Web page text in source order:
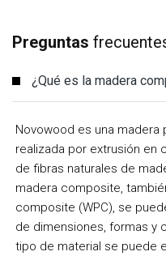
Preguntas
¿Qué es la madera
Novowood es una
realizada por extrusión en
de fibras naturales de
madera composite,
composite (WPC), se
de dimensiones, formas y
tipo de material se puede